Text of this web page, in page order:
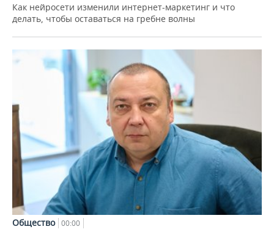
Как нейросети изменили интернет-маркетинг и что
делать, чтобы оставаться на гребне волны
Общество 00:00